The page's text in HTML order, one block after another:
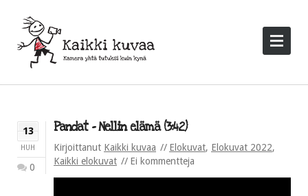
13
HUH
0
Pandat – Nellin elämä (3:42)
Kirjoittanut Kaikki kuvaa Elokuvat, Elokuvat 2022,
Kaikki elokuvat
Ei kommentteja